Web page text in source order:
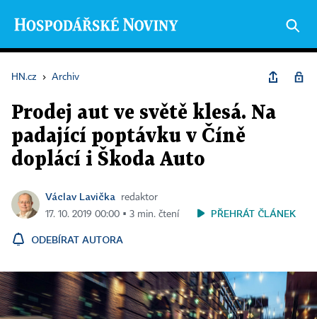
HN.cz › Archiv
Prodej aut ve světě klesá. Na
padající poptávku v Číně
doplácí i Škoda Auto
Václav Lavička
redaktor
17. 10. 2019 00:00 ▪ 3 min. čtení
PŘEHRÁT ČLÁNEK
ODEBÍRAT AUTORA